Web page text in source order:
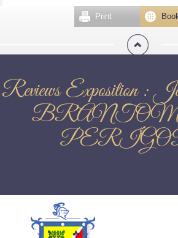
Print
Reviews Exposition :